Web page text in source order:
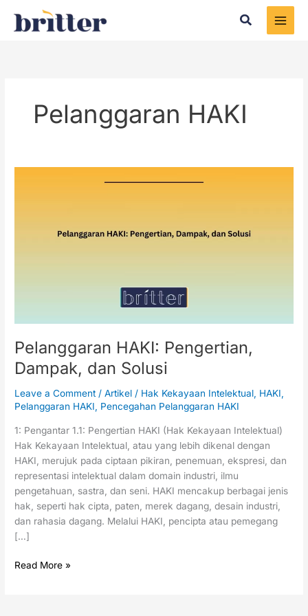
Search
Pelanggaran HAKI
Pelanggaran HAKI: Pengertian,
Dampak, dan Solusi
Leave a Comment /Artikel / Hak Kekayaan Intelektual, HAKI,
Pelanggaran HAKI, Pencegahan Pelanggaran HAKI
1: Pengantar 1.1: Pengertian HAKI (Hak Kekayaan Intelektual)
Hak Kekayaan Intelektual, atau yang lebih dikenal dengan
HAKI, merujuk pada ciptaan pikiran, penemuan, ekspresi, dan
representasi intelektual dalam domain industri, ilmu
pengetahuan, sastra, dan seni. HAKI mencakup berbagai jenis
hak, seperti hak cipta, paten, merek dagang, desain industri,
dan rahasia dagang. Melalui HAKI, pencipta atau pemegang
[…]
Read More »